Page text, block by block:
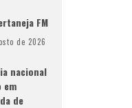
FM
de 2026
nacional
em
de